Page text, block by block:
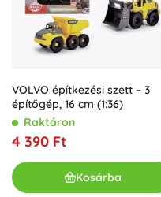
VOLVO építkezési szett – 3
építőgép, 16 cm (1:36)
Raktáron
4 390 Ft
Kosárba